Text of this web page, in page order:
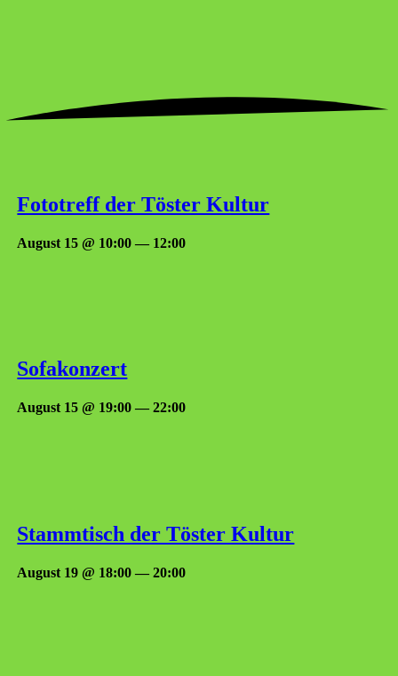
Foto­treff der Tös­ter Kultur
August 15 @ 10:00— 12:00
Sofa­kon­zert
August 15 @ 19:00—22:00
Stamm­tisch der Tös­ter Kultur
August 19 @ 18:00—20:00